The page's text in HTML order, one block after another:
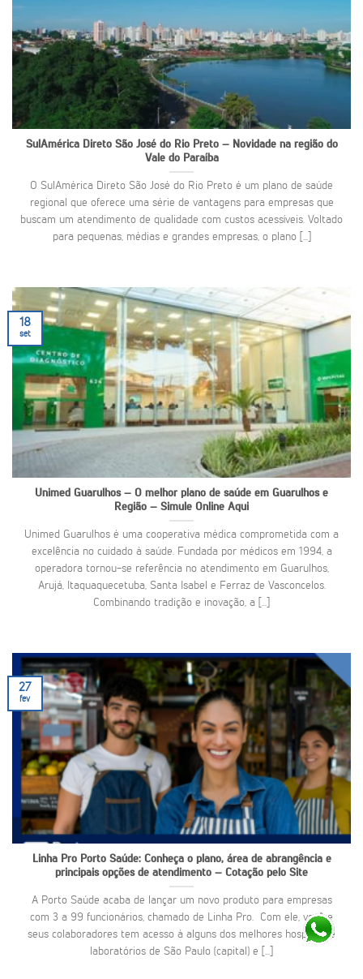
SulAmérica Direto São José do Rio Preto – Novidade na região do
Vale do Paraíba
O SulAmérica Direto São José do Rio Preto é um plano de saúde
regional que oferece uma série de vantagens para empresas que
buscam um atendimento de qualidade com custos acessíveis. Voltado
para pequenas, médias e grandes empresas, o plano [...]
Unimed Guarulhos – O melhor plano de saúde em Guarulhos e
Região – Simule Online Aqui
Unimed Guarulhos é uma cooperativa médica comprometida com a
excelência no cuidado à saúde. Fundada por médicos em 1994, a
operadora tornou-se referência no atendimento em Guarulhos,
Arujá, Itaquaquecetuba, Santa Isabel e Ferraz de Vasconcelos.
Combinando tradição e inovação, a [...]
18
set
Linha Pro Porto Saúde: Conheça o plano, área de abrangência e
principais opções de atendimento – Cotação pelo Site
A Porto Saúde acaba de lançar um novo produto para empresas
com 3 a 99 funcionários, chamado de Linha Pro. Com ele, você e
seus colaboradores tem acesso à alguns dos melhores hospitais e
laboratórios de São Paulo (capital) e [...]
27
fev